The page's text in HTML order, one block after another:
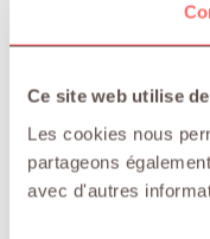
Ce site web utilise
Les cookies nous
partageons
avec d'autres